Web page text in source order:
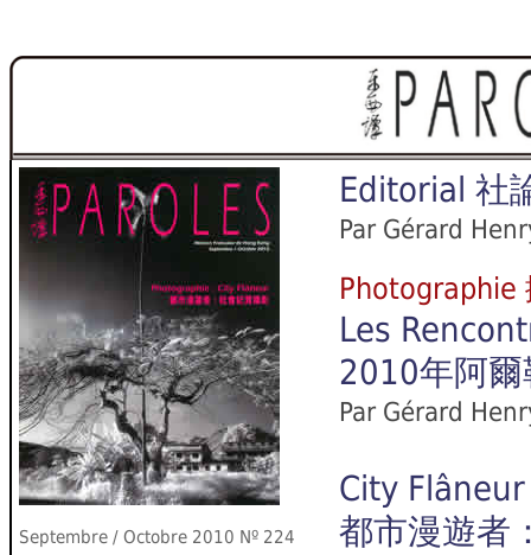
Septembre / Octobre 2010 Nº 224
Editorial 社
Par Gérard
Les
2010年阿
Par Gérard
City
都市漫遊者